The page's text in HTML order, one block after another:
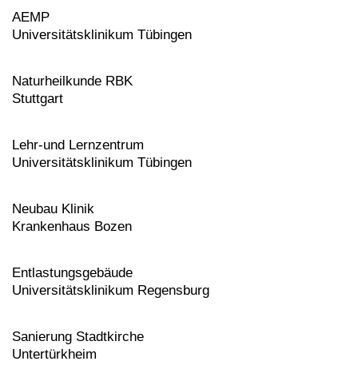
AEMP
Universitätsklinikum Tübingen
Naturheilkunde RBK
Stuttgart
Lehr-und Lernzentrum
Universitätsklinikum Tübingen
Neubau Klinik
Krankenhaus Bozen
Entlastungsgebäude
Universitätsklinikum Regensburg
Sanierung Stadtkirche
Untertürkheim